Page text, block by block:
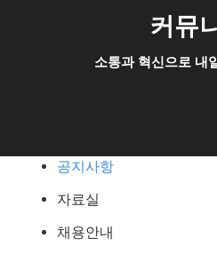
커뮤
소통과 혁신으로 내
공지사항
자료실
채용안내